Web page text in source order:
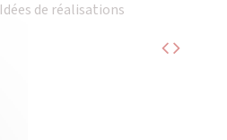
Idées de réalisations